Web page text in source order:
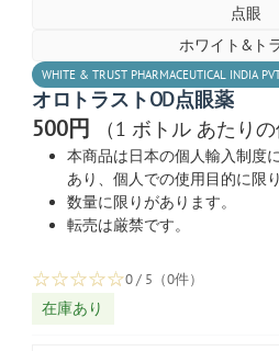
点眼
ホワイト&ト
WHITE & TRUST PHARMACEUTICAL INDIA
オロトラストOD点眼薬
500円 （1 ボトル あたりの
本商品は日本の個人輸入制度
あり、個人での使用目的に限り
数量に限りがあります。
転売は厳禁です。
☆☆☆☆☆0 / 5（0件）
在庫あり